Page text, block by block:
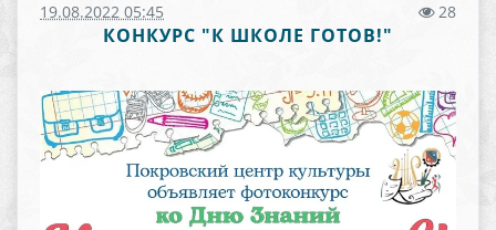
19.08.2022 05:45 28
КОНКУРС "К ШКОЛЕ ГОТОВ!"